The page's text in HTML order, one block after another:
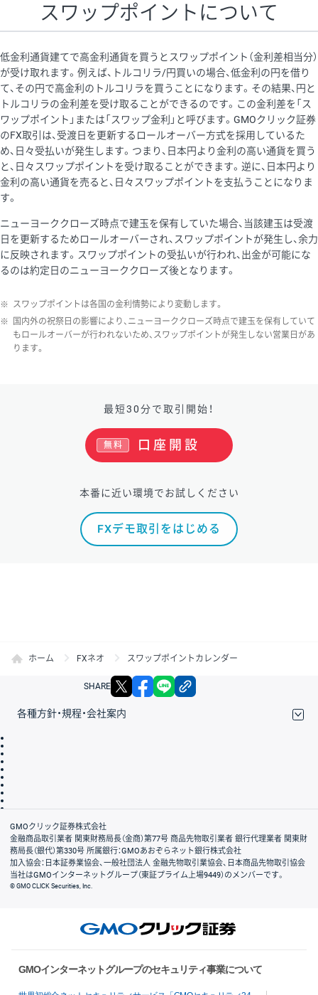
スワップポイントについて
低金利通貨建てで高金利通貨を買うとスワップポイント（金利差相当分）
が受け取れます。例えば、トルコリラ/円買いの場合、低金利の円を借り
て、その円で高金利のトルコリラを買うことになります。その結果、円と
トルコリラの金利差を受け取ることができるのです。この金利差を「ス
ワップポイント」または「スワップ金利」と呼びます。GMOクリック証券
のFX取引は、受渡日を更新するロールオーバー方式を採用しているた
め、日々受払いが発生します。つまり、日本円より金利の高い通貨を買う
と、日々スワップポイントを受け取ることができます。逆に、日本円より
金利の高い通貨を売ると、日々スワップポイントを支払うことになりま
す。
ニューヨーククローズ時点で建玉を保有していた場合、当該建玉は受渡
日を更新するためロールオーバーされ、スワップポイントが発生し、余力
に反映されます。スワップポイントの受払いが行われ、出金が可能にな
るのは約定日のニューヨーククローズ後となります。
※ スワップポイントは各国の金利情勢により変動します。
※
国内外の祝祭日の影響により、ニューヨーククローズ時点で建玉を保有していて
もロールオーバーが行われないため、スワップポイントが発生しない営業日があ
ります。
最短30分で取引開始！
口座開設
無料
本番に近い環境でお試しください
FXデモ取引をはじめる
ホーム FXネオ スワップポイントカレンダー
SHARE X facebook
各種方針・規程・会社案内
会社案内
GMOクリック証券株式会社
金融商品取引業者 関東財務局長（金商）第77号 商品先物取引業者 銀行代理業者 関東財
務局長（銀代）第330号 所属銀行：GMOあおぞらネット銀行株式会社
加入協会：日本証券業協会、一般社団法人 金融先物取引業協会、日本商品先物取引協会
当社はGMOインターネットグループ（東証プライム上場9449）のメンバーです。
© GMO CLICK Securities, Inc.
GMOインターネットグループのセキュリティ事業について